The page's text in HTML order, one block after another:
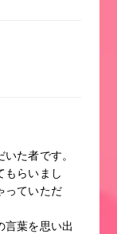
た者です。
もらいまし
っていただ
言葉を思い出